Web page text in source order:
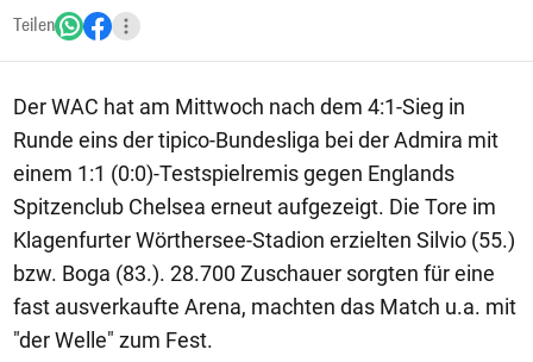
Teilen
Der WAC hat am Mittwoch nach dem 4:1-Sieg in
Runde eins der tipico-Bundesliga bei der Admira mit
einem 1:1 (0:0)-Testspielremis gegen Englands
Spitzenclub Chelsea erneut aufgezeigt. Die Tore im
Klagenfurter Wörthersee-Stadion erzielten Silvio (55.)
bzw. Boga (83.). 28.700 Zuschauer sorgten für eine
fast ausverkaufte Arena, machten das Match u.a. mit
"der Welle" zum Fest.